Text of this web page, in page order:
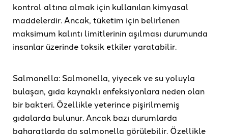
kontrol altına almak için kullanılan kimyasal
maddelerdir. Ancak, tüketim için belirlenen
maksimum kalıntı limitlerinin aşılması durumunda
insanlar üzerinde toksik etkiler yaratabilir.
Salmonella: Salmonella, yiyecek ve su yoluyla
bulaşan, gıda kaynaklı enfeksiyonlara neden olan
bir bakteri. Özellikle yeterince pişirilmemiş
gıdalarda bulunur. Ancak bazı durumlarda
baharatlarda da salmonella görülebilir. Özellikle